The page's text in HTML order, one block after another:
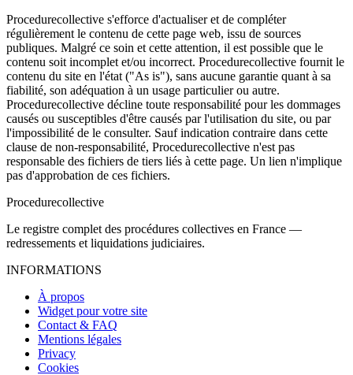
Procedurecollective s'efforce d'actualiser et de compléter
régulièrement le contenu de cette page web, issu de sources
publiques. Malgré ce soin et cette attention, il est possible que le
contenu soit incomplet et/ou incorrect. Procedurecollective fournit le
contenu du site en l'état ("As is"), sans aucune garantie quant à sa
fiabilité, son adéquation à un usage particulier ou autre.
Procedurecollective décline toute responsabilité pour les dommages
causés ou susceptibles d'être causés par l'utilisation du site, ou par
l'impossibilité de le consulter. Sauf indication contraire dans cette
clause de non-responsabilité, Procedurecollective n'est pas
responsable des fichiers de tiers liés à cette page. Un lien n'implique
pas d'approbation de ces fichiers.
Procedurecollective
Le registre complet des procédures collectives en France —
redressements et liquidations judiciaires.
INFORMATIONS
À propos
Widget pour votre site
Contact & FAQ
Mentions légales
Privacy
Cookies